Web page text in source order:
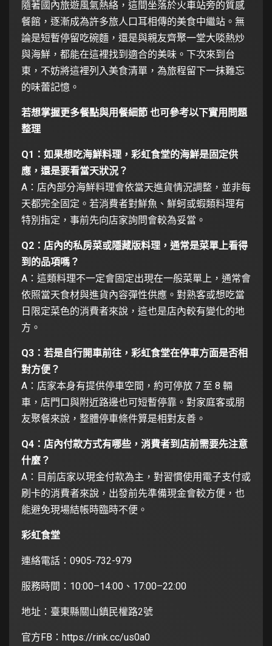
隨著國內旅遊風氣熱絡，這間坐落於火車站旁的質感
餐館，逐漸成為許多旅人口耳相傳的美食中繼站。無
論是短暫停留吃碗麵，還是與親友齊聚一堂大啖熱炒
與海鮮，都能在這裡找到適合的美味。下次來到台
東，不妨將這裡列入美食清單，為旅程留下一抹難忘
的味蕾記憶。
若想掌握更多餐點與用餐細節 也可參考以下實用問題
整理
Q1：如果想吃海鮮料理，彩虹食堂的海鮮是固定供
應，還是要看當天狀況？
A：店內部分海鮮料理會依當天進貨情況調整，並非每
天都完全固定。若消費者對鮮魚、鮮蚵或蝦類料理有
特別指定，事前先向店家詢問會較為妥當。
Q2：店內的私房菜或隱藏版料理，通常是菜單上看得
到的品項嗎？
A：這類料理不一定會固定出現在一般菜單上，通常會
依照當天食材與進貨內容彈性供應。對熟客或想吃當
日限定菜色的消費者來說，這也是店內較有變化的地
方。
Q3：若是自行開車前往，彩虹食堂在停車方面是否相
對方便？
A：店家本身有提供停車空間，約可停放 7 至 8 輛
車，店門口與附近路邊也可短暫停靠。對家庭客或朋
友聚餐來說，整體停車條件算是相對友善。
Q4：店內付款方式有哪些，消費者到店前需要先注意
什麼？
A：目前店家以現金付款為主，對習慣使用電子支付或
刷卡的消費者來說，出發前先準備現金會較方便，也
能避免現場結帳時臨時不便。
彩虹食堂
連絡電話：0905-732-979
服務時間：10:00–14:00、17:00–22:00
地址：臺東縣關山鎮民權路2號
官方FB： https://rink.cc/us0a0